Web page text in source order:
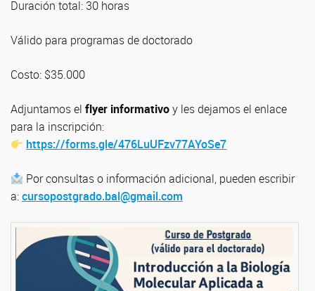
Duración total: 30 horas
Válido para programas de doctorado
Costo: $35.000
Adjuntamos el flyer informativoy les dejamos el enlace
para la inscripción:
https://forms.gle/476LuUFzv77AYoSe7
Por consultas o información adicional, pueden escribir
a:cursopostgrado.bal@gmail.com